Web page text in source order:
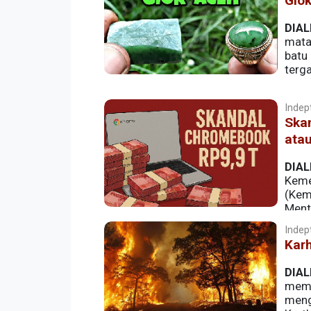
batu
pendidikan dengan fasilitas Teknologi
digital. Pada 2021 misalnya pemerintah
laptop (produk dalam negeri